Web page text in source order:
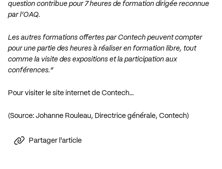
question contribue pour 7 heures de formation dirigée reconnue
par l’OAQ.
Les autres formations offertes par Contech peuvent compter
pour une partie des heures à réaliser en formation libre, tout
comme la visite des expositions et la participation aux
conférences.”
Pour visiter le site internet de Contech…
(Source: Johanne Rouleau, Directrice générale, Contech)
Partager l'article